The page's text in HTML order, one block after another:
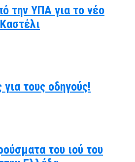
την ΥΠΑ για το νέο
τους οδηγούς!
του ιού του